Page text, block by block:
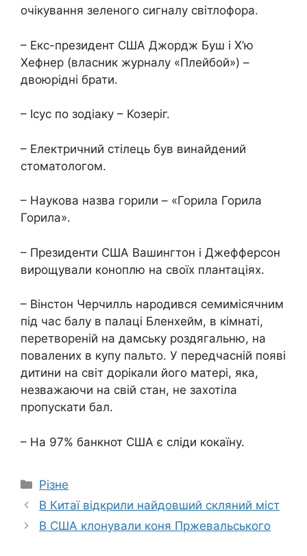
очікування зеленого сигналу світлофора.
– Екс-президент США Джордж Буш і Х’ю
Хефнер (власник журналу «Плейбой») –
двоюрідні брати.
– Ісус по зодіаку – Козеріг.
– Електричний стілець був винайдений
стоматологом.
– Наукова назва горили – «Горила Горила
Горила».
– Президенти США Вашингтон і Джефферсон
вирощували коноплю на своїх плантаціях.
– Вінстон Черчилль народився семимісячним
під час балу в палаці Бленхейм, в кімнаті,
перетвореній на дамську роздягальню, на
повалених в купу пальто. У передчасній появі
дитини на світ дорікали його матері, яка,
незважаючи на свій стан, не захотіла
пропускати бал.
– На 97% банкнот США є сліди кокаїну.
Категорії
Різне
В Китаї відкрили найдовший скляний міст
В США клонували коня Пржевальського